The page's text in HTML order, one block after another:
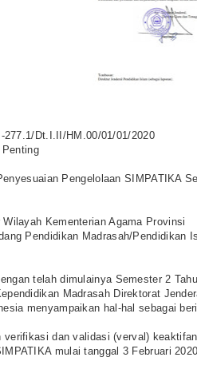
Dt.I.II/HM.00/01/01/2020
Pengelolaan SIMPATIKA
Wilayah Kementerian Agama Provinsi
Pendidikan Madrasah/Pendidikan
telah dimulainya Semester 2
Madrasah Direktorat
menyampaikan hal-hal sebagai
verifikasi dan validasi (verval)
mulai tanggal 3 Februari